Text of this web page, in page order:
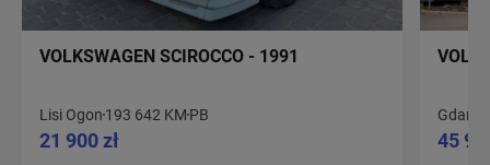
VOLKSWAGEN SCIROCCO - 1991
Lisi Ogon 193 642 KM PB
21 900 zł
Gdańsk
45